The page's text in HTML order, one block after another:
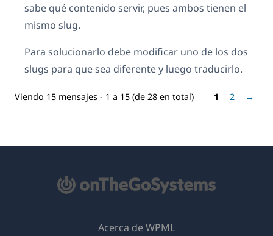
sabe qué contenido servir, pues ambos tienen el
mismo slug.
Para solucionarlo debe modificar uno de los dos
slugs para que sea diferente y luego traducirlo.
Viendo 15 mensajes - 1 a 15 (de 28 en total) 1 2 →
Acerca de WPML